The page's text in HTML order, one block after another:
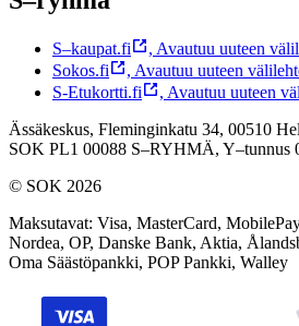
S–kaupat.fi , Avautuu uuteen
Sokos.fi
, Avautuu uuteen
S-Etukortti.fi
, Avautuu uuteen
Ässäkeskus, Fleminginkatu 34, 00510
SOK PL1 00088 S–RYHMÄ, Y–tunnus
© SOK 2026
Maksutavat: Visa, MasterCard,
Nordea, OP, Danske Bank, Aktia,
Oma Säästöpankki, POP Pankki, Walley